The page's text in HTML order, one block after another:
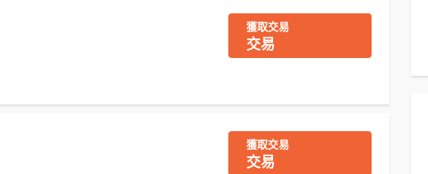
獲取交易
交易
獲取交易
交易